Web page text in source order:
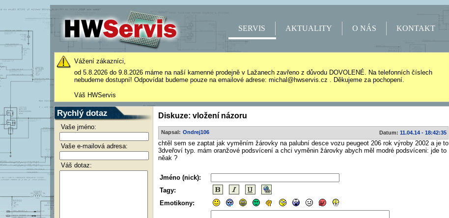
SERVIS AKTUALITY O NÁS KONTAKT
Vážení zákazníci,
od 5.8.2026 do 9.8.2026 máme na naší kamenné prodejně v Lažanech zavřeno z důvodu DOVOLENÉ. Na telefonních číslech
nebudeme dostupní! Odpovídat budeme pouze na emailové adrese: michal@hwservis.cz . Děkujeme za pochopení.
Váš HWServis
Rychlý dotaz
Vaše jméno:
Vaše e-mailová adresa:
Váš dotaz:
Diskuze: vložení názoru
Datum: 11.04.14 - 18:42:35
Napsal: Ondrej106
chtěl sem se zaptat jak vyměním žárovky na palubní desce vozu peugeot 206 rok výroby 2002 a je to
3dveřoví typ. mám oranžové podsvícení a chci vyměnin žárovky abych měl modré podsvíceni: jde to
něak ?
Jméno (nick):
Tagy:
Emotikony: